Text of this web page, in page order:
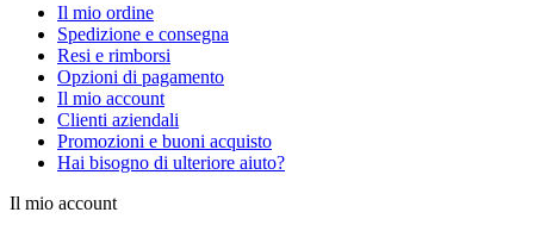
Il mio ordine
Spedizione e consegna
Resi e rimborsi
Opzioni di pagamento
Il mio account
Clienti aziendali
Promozioni e buoni acquisto
Hai bisogno di ulteriore aiuto?
Il mio account